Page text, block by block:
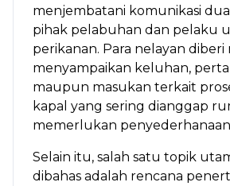
menjembatani komunikasi
pihak pelabuhan dan pelaku
perikanan. Para nelayan
menyampaikan keluhan,
maupun masukan terkait
kapal yang sering dianggap
memerlukan
Selain itu, salah satu topik
dibahas adalah rencana